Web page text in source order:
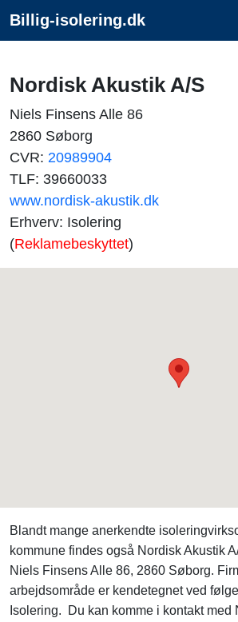
Billig-isolering.dk
Nordisk Akustik A/S
Niels Finsens Alle 86
2860 Søborg
CVR: 20989904
TLF: 39660033
www.nordisk-akustik.dk
Erhverv: Isolering
(Reklamebeskyttet)
Blandt mange anerkendte
kommune findes også Nordisk Akustik
Niels Finsens Alle 86, 2860 Søborg.
arbejdsområde er kendetegnet ved
Isolering. Du kan komme i kontakt med